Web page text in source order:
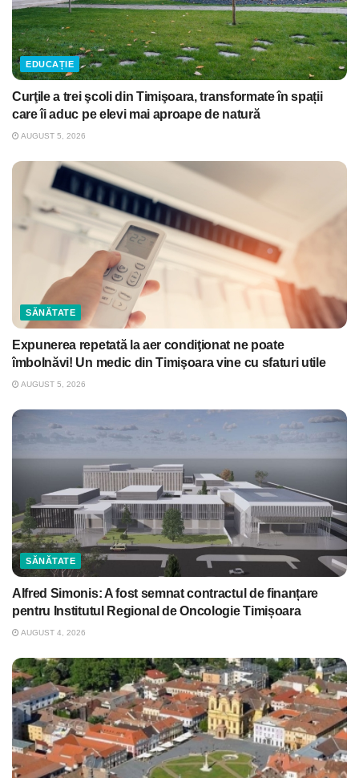
EDUCAȚIE
Curţile a trei şcoli din Timişoara, transformate în spații
care îi aduc pe elevi mai aproape de natură
AUGUST 5, 2026
SĂNĂTATE
Expunerea repetată la aer condiţionat ne poate
îmbolnăvi! Un medic din Timişoara vine cu sfaturi utile
AUGUST 5, 2026
SĂNĂTATE
Alfred Simonis: A fost semnat contractul de finanțare
pentru Institutul Regional de Oncologie Timișoara
AUGUST 4, 2026